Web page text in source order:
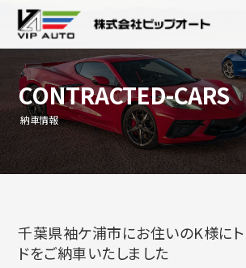
CONTRACTED-CARS
納車情報
千葉県袖ケ浦市にお住いのK様にト
ドをご納車いたしました